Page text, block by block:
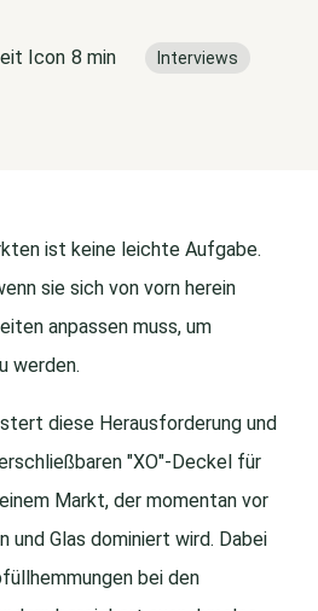
8 min Interviews
ist keine leichte Aufgabe.
sie sich von vorn herein
anpassen muss, um
werden.
diese Herausforderung und
"XO"-Deckel für
Markt, der momentan vor
und Glas dominiert wird. Dabei
bei den